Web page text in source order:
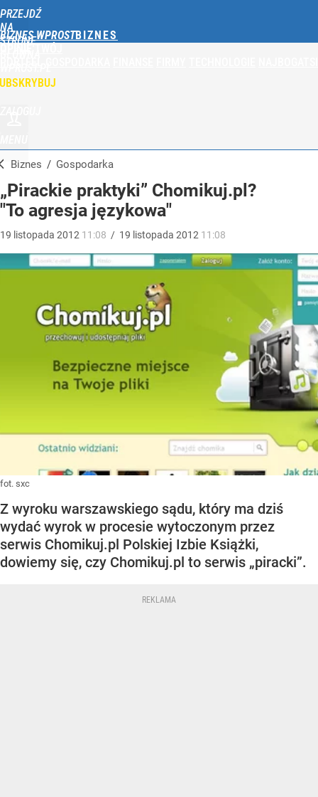
PRZEJDŹ
NA
STRONĘ
BIZNES WPROST
Biznes / Gospodarka
„Pirackie praktyki” Chomikuj.pl?
"To agresja językowa"
19 listopada 2012 11:08 / 19 listopada 2012 11:08
fot. sxc
Z wyroku warszawskiego sądu, który ma dziś
wydać wyrok w procesie wytoczonym przez
serwis Chomikuj.pl Polskiej Izbie Książki,
dowiemy się, czy Chomikuj.pl to serwis „piracki”.